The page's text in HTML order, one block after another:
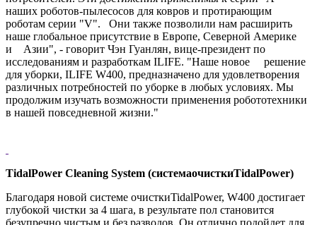
наших роботов-пылесосов для ковров и протирающим
роботам серии "V". Они также позволили нам расширить
наше глобальное присутствие в Европе, Северной Америке
и Азии", - говорит Чэн Гуанлян, вице-президент по
исследованиям и разработкам ILIFE. "Наше новое решение
для уборки, ILIFE W400, предназначено для удовлетворения
различных потребностей по уборке в любых условиях. Мы
продолжим изучать возможности применения робототехники
в нашей повседневной жизни."
TidalPower Cleaning System (системаочисткиTidalPower)
Благодаря новой системе очисткиTidalPower, W400 достигает
глубокой чистки за 4 шага, в результате пол становится
безупречно чистым и без разводов. Он отлично подойдет для